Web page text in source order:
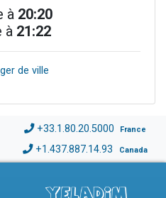
à 20:20
à 21:22
de ville
+33.1.80.20.5000 France
+1.437.887.14.93 Canada